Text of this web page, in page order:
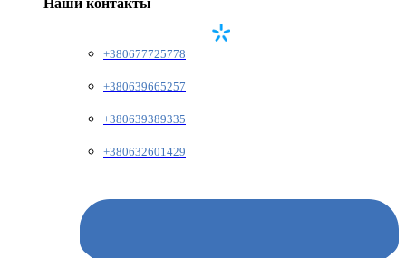
+380677725778
+380639665257
+380639389335
+380632601429